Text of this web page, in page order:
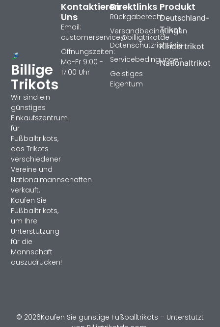
Billige
Trikots
Wir sind ein
günstiges
Einkaufszentrum
für
Fußballtrikots,
das Trikots
verschiedener
Vereine und
Nationalmannschaften
verkauft.
Kaufen Sie
Fußballtrikots,
um Ihre
Unterstützung
für die
Mannschaft
auszudrücken!
Produkt
Deutschland-
Trikot
Kindertrikot
Nationaltrikot
Direktlinks
Rückgaberecht
Versandbedingungen
Datenschutzrichtlinie
Servicebedingungen
Geistiges
Eigentum
Kontaktieren
Uns
Email:
customerservice@billigtrikotde
Öffnungszeiten:
Mo-Fr 9:00 -
17:00 Uhr
© 2026Kaufen Sie günstige Fußballtrikots – Unterstützt